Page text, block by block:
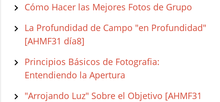
Cómo Hacer las Mejores Fotos de Grupo
La Profundidad de Campo "en Profundidad"
[AHMF31 día8]
Principios Básicos de Fotografia:
Entendiendo la Apertura
"Arrojando Luz" Sobre el Objetivo [AHMF31